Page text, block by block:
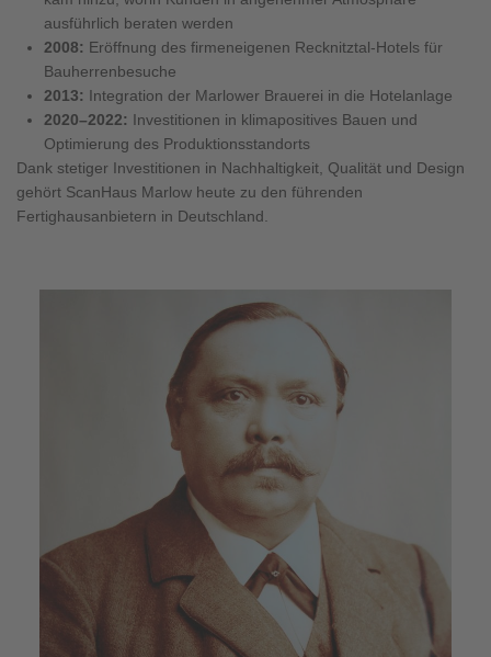
ausführlich beraten werden
2008: Eröffnung des firmeneigenen Recknitztal-Hotels für
Bauherrenbesuche
2013: Integration der Marlower Brauerei in die Hotelanlage
2020–2022: Investitionen in klimapositives Bauen und
Optimierung des Produktionsstandorts
Dank stetiger Investitionen in Nachhaltigkeit, Qualität und Design
gehört ScanHaus Marlow heute zu den führenden
Fertighausanbietern in Deutschland.